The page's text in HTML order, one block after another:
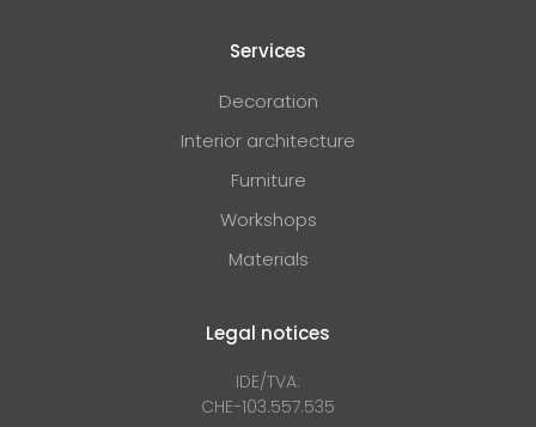
Services
Decoration
Interior architecture
Furniture
Workshops
Materials
Legal notices
IDE/TVA:
CHE-103.557.535